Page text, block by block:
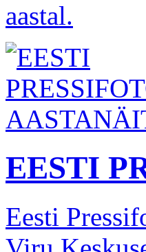
aastal.
EESTI
Eesti